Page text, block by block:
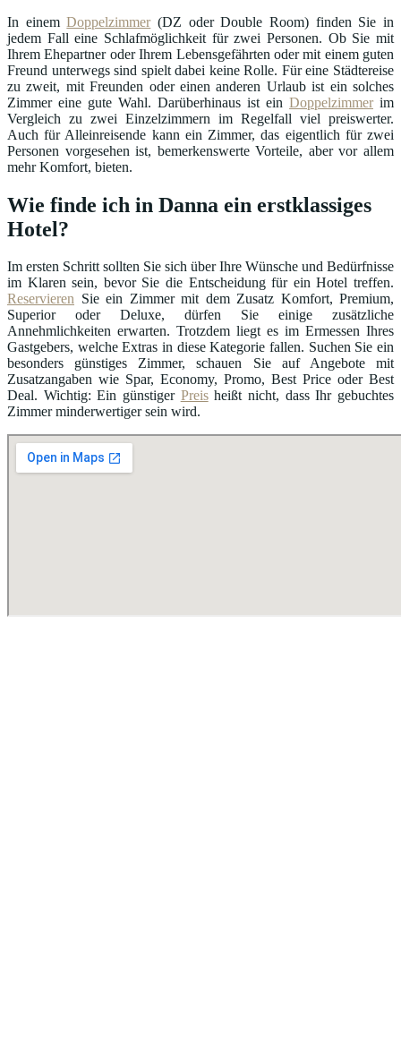
In einemDoppelzimmer(DZ oder Double Room) finden Sie in
jedem Fall eine Schlafmöglichkeit für zwei Personen. Ob Sie mit
Ihrem Ehepartner oder Ihrem Lebensgefährten oder mit einem guten
Freund unterwegs sind spielt dabei keine Rolle. Für eine Städtereise
zu zweit, mit Freunden oder einen anderen Urlaub ist ein solches
Zimmer eine gute Wahl. Darüberhinaus ist ein Doppelzimmerim
Vergleich zu zwei Einzelzimmern im Regelfall viel preiswerter.
Auch für Alleinreisende kann ein Zimmer, das eigentlich für zwei
Personen vorgesehen ist, bemerkenswerte Vorteile, aber vor allem
mehr Komfort, bieten.
Wie finde ich in Danna ein erstklassiges
Hotel?
Im ersten Schritt sollten Sie sich über Ihre Wünsche und Bedürfnisse
im Klaren sein, bevor Sie die Entscheidung für ein Hotel treffen.
Reservieren Sie ein Zimmer mit dem Zusatz Komfort, Premium,
Superior oder Deluxe, dürfen Sie einige zusätzliche
Annehmlichkeiten erwarten. Trotzdem liegt es im Ermessen Ihres
Gastgebers, welche Extras in diese Kategorie fallen. Suchen Sie ein
besonders günstiges Zimmer, schauen Sie auf Angebote mit
Zusatzangaben wie Spar, Economy, Promo, Best Price oder Best
Deal. Wichtig: Ein günstiger Preisheißt nicht, dass Ihr gebuchtes
Zimmer minderwertiger sein wird.